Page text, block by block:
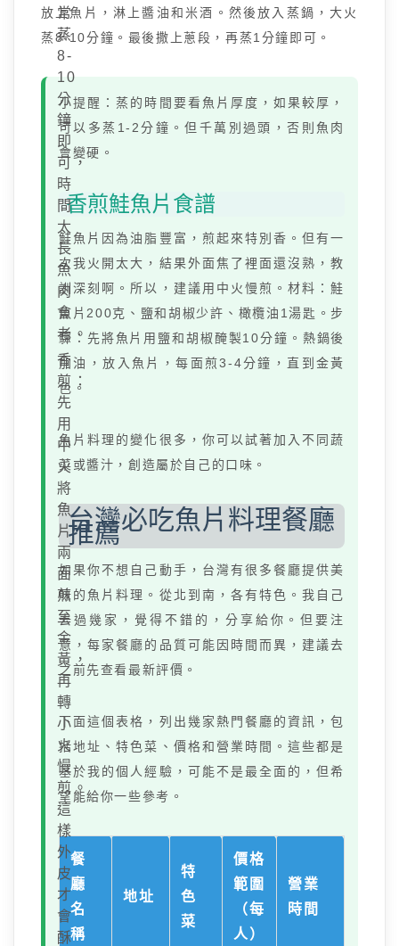
常
蒸
8-
10
分
鐘
即
可，
時
間
太
長
魚
肉
會
老。
香
煎：
先
用
中
火
將
魚
片
兩
面
煎
至
金
黃，
再
轉
小
火
慢
煎。
這
樣
外
皮
才
會
酥
放上魚片，淋上醬油和米酒。然後放入蒸鍋，大火
蒸8-10分鐘。最後撒上蔥段，再蒸1分鐘即可。
小提醒：蒸的時間要看魚片厚度，如果較厚，
可以多蒸1-2分鐘。但千萬別過頭，否則魚肉
會變硬。
香煎鮭魚片食譜
鮭魚片因為油脂豐富，煎起來特別香。但有一
次我火開太大，結果外面焦了裡面還沒熟，教
訓深刻啊。所以，建議用中火慢煎。材料：鮭
魚片200克、鹽和胡椒少許、橄欖油1湯匙。步
驟：先將魚片用鹽和胡椒醃製10分鐘。熱鍋後
加油，放入魚片，每面煎3-4分鐘，直到金黃
色。
魚片料理的變化很多，你可以試著加入不同蔬
菜或醬汁，創造屬於自己的口味。
台灣必吃魚片料理餐廳
推薦
如果你不想自己動手，台灣有很多餐廳提供美
味的魚片料理。從北到南，各有特色。我自己
去過幾家，覺得不錯的，分享給你。但要注
意，每家餐廳的品質可能因時間而異，建議去
之前先查看最新評價。
下面這個表格，列出幾家熱門餐廳的資訊，包
括地址、特色菜、價格和營業時間。這些都是
基於我的個人經驗，可能不是最全面的，但希
望能給你一些參考。
餐
廳
名
稱
地址
特
色
菜
價格
範圍
（每
人）
營業
時間